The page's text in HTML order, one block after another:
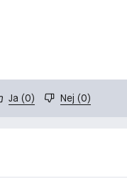
DOFTNOTER:
Toppnoter:
Ja (0) Nej (0)